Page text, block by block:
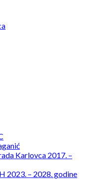
Karlovca 2017. –
2023. – 2028. godine